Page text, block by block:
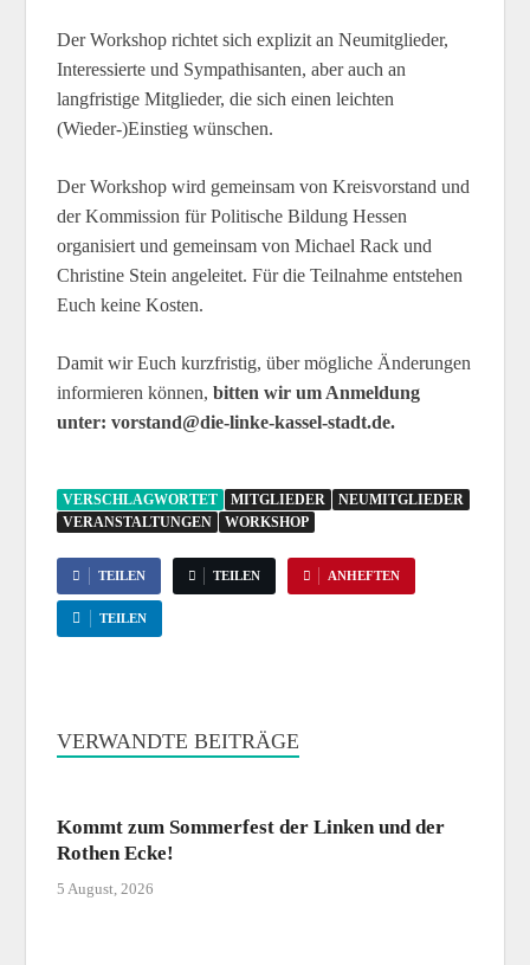
Der Workshop richtet sich explizit an Neumitglieder,
Interessierte und Sympathisanten, aber auch an
langfristige Mitglieder, die sich einen leichten
(Wieder-)Einstieg wünschen.
Der Workshop wird gemeinsam von Kreisvorstand und
der Kommission für Politische Bildung Hessen
organisiert und gemeinsam von Michael Rack und
Christine Stein angeleitet. Für die Teilnahme entstehen
Euch keine Kosten.
Damit wir Euch kurzfristig, über mögliche Änderungen
informieren können,bitten wir um Anmeldung
unter: vorstand@die-linke-kassel-stadt.de.
VERSCHLAGWORTET MITGLIEDER
NEUMITGLIEDER
VERANSTALTUNGEN
WORKSHOP
TEILEN TEILEN ANHEFTEN
TEILEN
VERWANDTE BEITRÄGE
Kommt zum Sommerfest der Linken und der
Rothen Ecke!
5 August, 2026